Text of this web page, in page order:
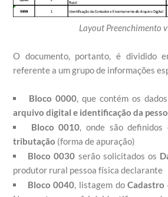
Layout Preenchimento
O documento, portanto, é dividido
referente a um grupo de informações
Bloco 0000, que contém os
arquivo digital e identificação da
Bloco 0010, onde são definidos
tributação (forma de apuração)
Bloco 0030 serão solicitados os
produtor rural pessoa física declarante
Bloco 0040, listagem doCadastro